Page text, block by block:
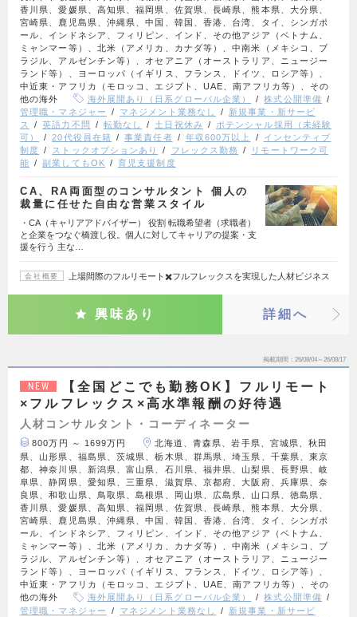
香川県、愛媛県、高知県、福岡県、佐賀県、長崎県、熊本県、大分県、
宮崎県、鹿児島県、沖縄県、中国、韓国、香港、台湾、タイ、シンガポ
ール、インドネシア、フィリピン、インド、その他アジア（ベトナム、
ミャンマー等）、北米（アメリカ、カナダ等）、中南米（メキシコ、ブ
ラジル、アルゼンチン等）、オセアニア（オーストラリア、ニュージー
ランド等）、ヨーロッパ（イギリス、フランス、ドイツ、ロシア等）、
中近東・アフリカ（モロッコ、エジプト、UAE、南アフリカ等）、その
他の海外
海外展開あり（日系グローバル企業）
株式公開準備
管理職・マネジャー
マネジメント業務なし
新規事業・新サービ
ス
英語力不問 転勤なし 土日祝休み
ポテンシャル採用（未経験
可）
20代役員在籍 事業責任者 年収600万以上
インセンティブ
制度
ストックオプションあり フレックス勤務
リモートワーク可
能
副業してもOK 育児支援制度
CA、RA両面型のコンサルタント 個人の
裁量に任せた自由な営業スタイル
・CA（キャリアアドバイザー） 役割 転職希望者（求職者）
と企業をつなぐ橋渡し役。個人に対してキャリアの提案・支
援を行う 主な…
会社概要 上場間際のフルリモート✖️フルフレックスを実現した人材ビジネス
興味あり 詳細へ
掲載期間 26/08/04～26/08/17
NEW
【全国どこでも勤務OK】フルリモート
×フルフレックス×高水準報酬の好待遇
人材コンサルタント・コーディネーター
800万円 ～ 1699万円
北海道、青森県、岩手県、宮城県、秋田
県、山形県、福島県、茨城県、栃木県、群馬県、埼玉県、千葉県、東京
都、神奈川県、新潟県、富山県、石川県、福井県、山梨県、長野県、岐
阜県、静岡県、愛知県、三重県、滋賀県、京都府、大阪府、兵庫県、奈
良県、和歌山県、鳥取県、島根県、岡山県、広島県、山口県、徳島県、
香川県、愛媛県、高知県、福岡県、佐賀県、長崎県、熊本県、大分県、
宮崎県、鹿児島県、沖縄県、中国、韓国、香港、台湾、タイ、シンガポ
ール、インドネシア、フィリピン、インド、その他アジア（ベトナム、
ミャンマー等）、北米（アメリカ、カナダ等）、中南米（メキシコ、ブ
ラジル、アルゼンチン等）、オセアニア（オーストラリア、ニュージー
ランド等）、ヨーロッパ（イギリス、フランス、ドイツ、ロシア等）、
中近東・アフリカ（モロッコ、エジプト、UAE、南アフリカ等）、その
他の海外
海外展開あり（日系グローバル企業）
株式公開準備
管理職・マネジャー
マネジメント業務なし
新規事業・新サービ